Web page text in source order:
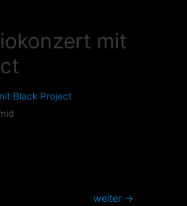
mit
weiter →